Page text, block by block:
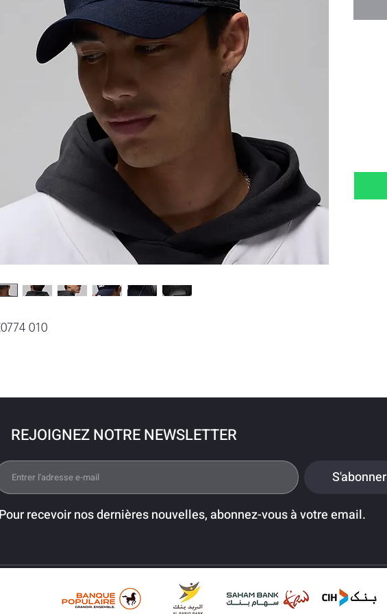
010
REJOIGNEZ NOTRE NEWSLETTER
S'abonner
Pour recevoir nos dernières nouvelles, abonnez-vous à votre email.